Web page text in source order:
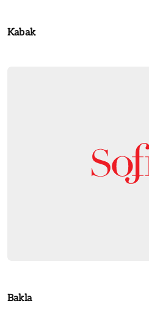
Kabak
Bakla